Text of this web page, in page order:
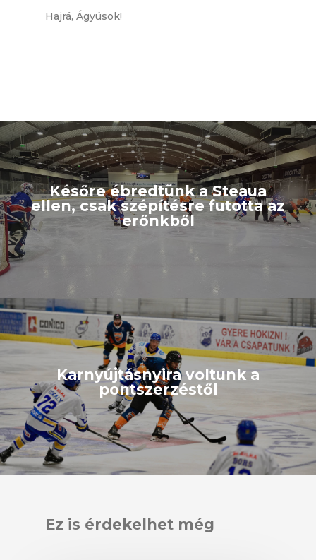
Hajrá, Ágyúsok!
Későre ébredtünk a Steaua
ellen, csak szépítésre futotta az
erőnkből
Karnyújtásnyira voltunk a
pontszerzéstől
Ez is érdekelhet még